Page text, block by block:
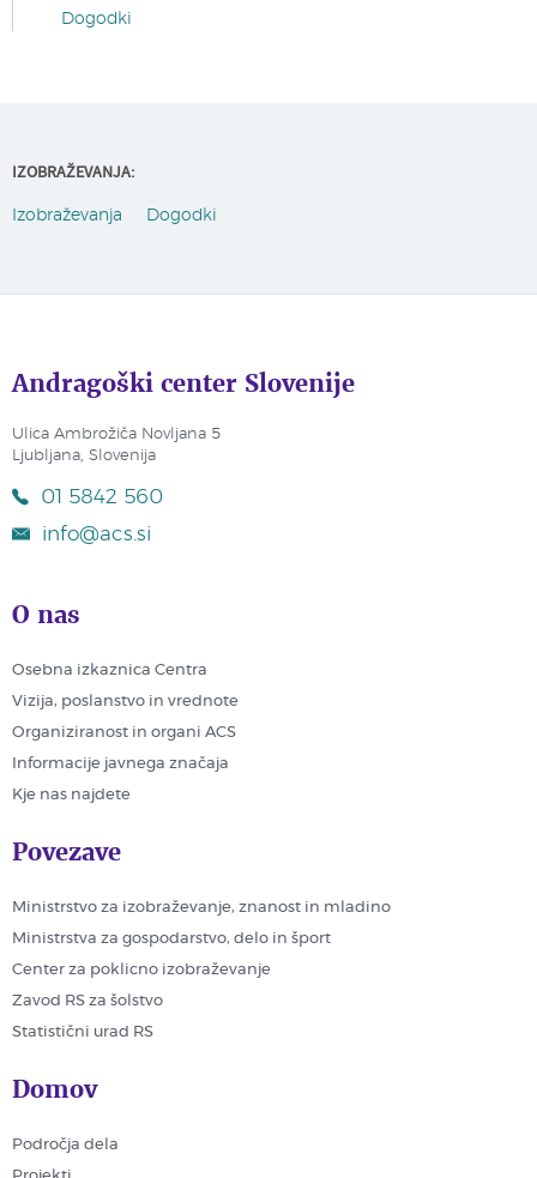
Dogodki
IZOBRAŽEVANJA:
Izobraževanja Dogodki
Andragoški center Slovenije
Ulica Ambrožiča Novljana 5
Ljubljana, Slovenija
01 5842 560
info@acs.si
O nas
Osebna izkaznica Centra
Vizija, poslanstvo in vrednote
Organiziranost in organi ACS
Informacije javnega značaja
Kje nas najdete
Povezave
Ministrstvo za izobraževanje, znanost in mladino
Ministrstva za gospodarstvo, delo in šport
Center za poklicno izobraževanje
Zavod RS za šolstvo
Statistični urad RS
Domov
Področja dela